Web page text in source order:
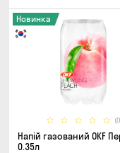
Новинка
Напій газований OKF
0.35л